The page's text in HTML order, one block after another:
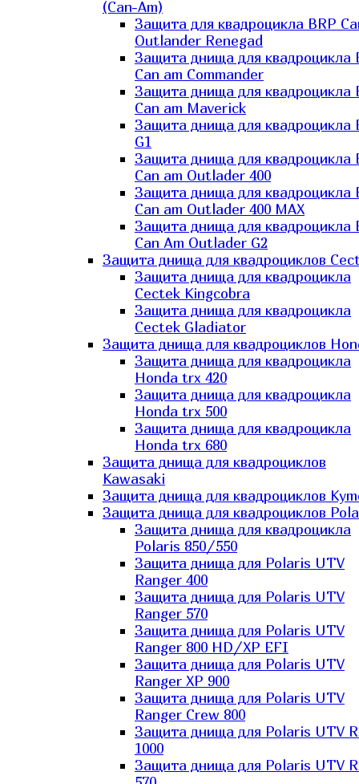
(Can-Am)
Защита для квадроцикла BRP
Outlander Renegad
Защита днища для квадроцикла
Can am Commander
Защита днища для квадроцикла
Can am Maverick
Защита днища для квадроцикла
G1
Защита днища для квадроцикла
Can am Outlader 400
Защита днища для квадроцикла
Can am Outlader 400 MAX
Защита днища для квадроцикла
Can Аm Outlader G2
Защита днища для квадроциклов
Защита днища для квадроцикла
Cectek Kingcobra
Защита днища для квадроцикла
Cectek Gladiator
Защита днища для квадроциклов
Защита днища для квадроцикла
Honda trx 420
Защита днища для квадроцикла
Honda trx 500
Защита днища для квадроцикла
Honda trx 680
Защита днища для квадроциклов
Kawasaki
Защита днища для квадроциклов
Защита днища для квадроциклов
Защита днища для квадроцикла
Polaris 850/550
Защита днища для Polaris UTV
Ranger 400
Защита днища для Polaris UTV
Ranger 570
Защита днища для Polaris UTV
Ranger 800 HD/XP EFI
Защита днища для Polaris UTV
Ranger XP 900
Защита днища для Polaris UTV
Ranger Сrew 800
Защита днища для Polaris UTV
1000
Защита днища для Polaris UTV